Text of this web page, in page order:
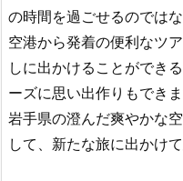
の時間を過ごせるのではな
空港から発着の便利なツ
しに出かけることができ
ーズに思い出作りもできま
岩手県の澄んだ爽やかな
して、新たな旅に出かけ